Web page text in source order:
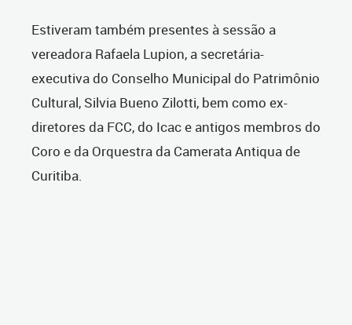
Estiveram também presentes à sessão a
vereadora Rafaela Lupion, a secretária-
executiva do Conselho Municipal do Patrimônio
Cultural, Silvia Bueno Zilotti, bem como ex-
diretores da FCC, do Icac e antigos membros do
Coro e da Orquestra da Camerata Antiqua de
Curitiba.